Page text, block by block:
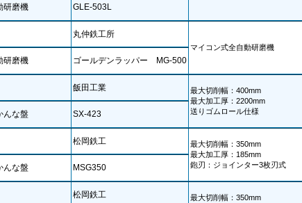
研磨機 GLE-503L
丸仲鉄工所
マイコン式全自動研磨機
研磨機 ゴールデンラッパー MG-500
飯田工業
最大切削幅：400mm
最大加工厚：2200mm
送りゴムロール仕様
んな盤 SX-423
松岡鉄工
最大切削幅：350mm
最大加工厚：185mm
鉋刃：ジョインター3枚刃式
んな盤 MSG350
松岡鉄工
最大切削幅：350mm